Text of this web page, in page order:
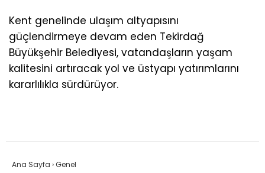
Kent genelinde ulaşım altyapısını
güçlendirmeye devam eden Tekirdağ
Büyükşehir Belediyesi, vatandaşların yaşam
kalitesini artıracak yol ve üstyapı yatırımlarını
kararlılıkla sürdürüyor.
Ana Sayfa ›Genel